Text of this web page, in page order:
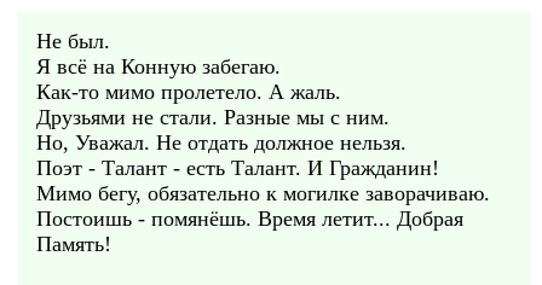
Не был.
Я всё на Конную забегаю.
Как-то мимо пролетело. А жаль.
Друзьями не стали. Разные мы с ним.
Но, Уважал. Не отдать должное нельзя.
Поэт - Талант - есть Талант. И Гражданин!
Мимо бегу, обязательно к могилке заворачиваю.
Постоишь - помянёшь. Время летит... Добрая
Память!